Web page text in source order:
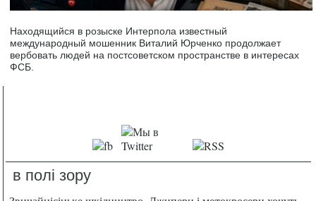
Находящийся в розыске Интерпола известный
международный мошенник Виталий Юрченко продолжает
вербовать людей на постсоветском пространстве в интересах
ФСБ.
в полі зору